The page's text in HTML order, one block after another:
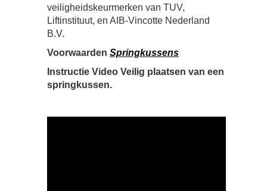
veiligheidskeurmerken van TUV,
Liftinstituut, en AIB-Vincotte Nederland
B.V.
Voorwaarden Springkussens
Instructie Video Veilig plaatsen van een
springkussen.